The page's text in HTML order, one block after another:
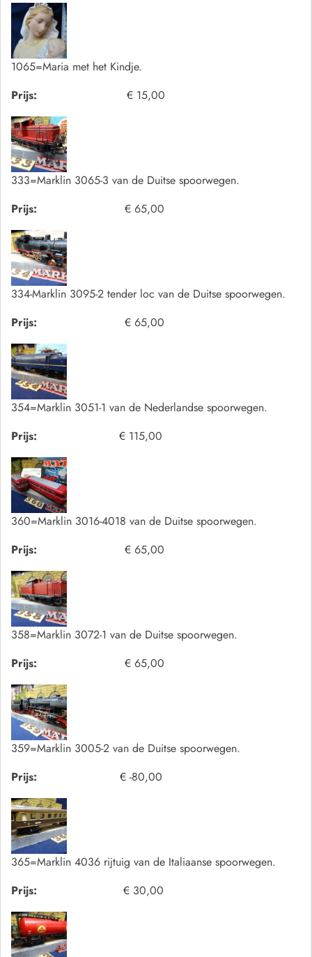
1065=Maria met het Kindje.
Prijs:
€ 15,00
333=Marklin 3065-3 van de Duitse spoorwegen.
Prijs:
€ 65,00
334-Marklin 3095-2 tender loc van de Duitse spoorwegen.
Prijs:
€ 65,00
354=Marklin 3051-1 van de Nederlandse spoorwegen.
Prijs:
€ 115,00
360=Marklin 3016-4018 van de Duitse spoorwegen.
Prijs:
€ 65,00
358=Marklin 3072-1 van de Duitse spoorwegen.
Prijs:
€ 65,00
359=Marklin 3005-2 van de Duitse spoorwegen.
Prijs:
€ -80,00
365=Marklin 4036 rijtuig van de Italiaanse spoorwegen.
Prijs:
€ 30,00